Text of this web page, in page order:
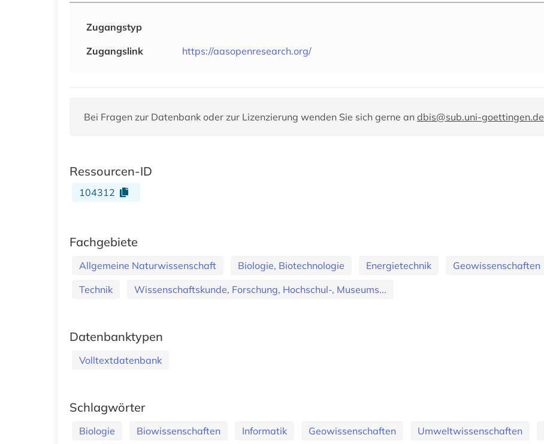
Zugangstyp
Zugangslink
https://aasopenresearch.org/
Bei Fragen zur Datenbank oder zur Lizenzierung wenden Sie sich gerne an dbis@sub.uni-goettingen.de
Ressourcen-ID
104312
Fachgebiete
Allgemeine Naturwissenschaft Biologie, Biotechnologie Energietechnik Geowissenschaften
Technik
Wissenschaftskunde, Forschung, Hochschul-, Museums...
Datenbanktypen
Volltextdatenbank
Schlagwörter
Biologie Biowissenschaften Informatik Geowissenschaften Umweltwissenschaften